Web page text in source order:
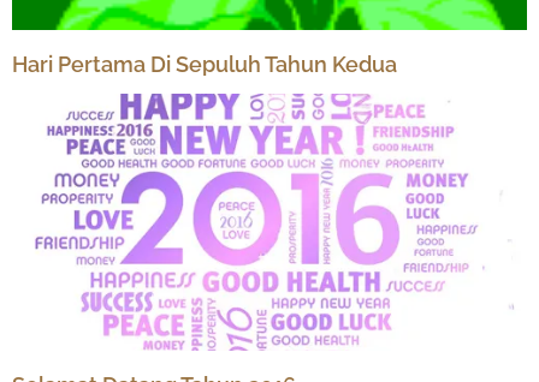
Hari Pertama Di Sepuluh Tahun Kedua